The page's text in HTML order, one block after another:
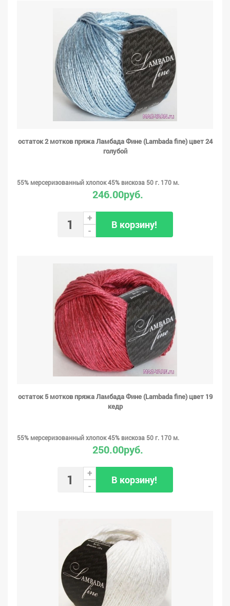
остаток 2 мотков пряжа Ламбада Фине (Lambada fine) цвет 24
голубой
55% мерсеризованный хлопок 45% вискоза 50 г. 170 м.
246.00руб.
+
-
В корзину!
остаток 5 мотков пряжа Ламбада Фине (Lambada fine) цвет 19
кедр
55% мерсеризованный хлопок 45% вискоза 50 г. 170 м.
250.00руб.
+
-
В корзину!